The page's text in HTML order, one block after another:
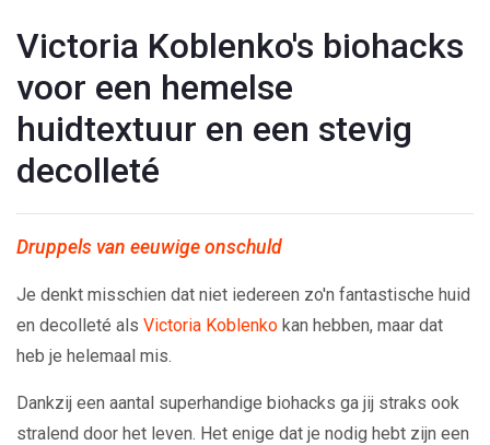
Victoria Koblenko's biohacks
voor een hemelse
huidtextuur en een stevig
decolleté
Druppels van eeuwige onschuld
Je denkt misschien dat niet iedereen zo'n fantastische huid
en decolleté als Victoria Koblenko kan hebben, maar dat
heb je helemaal mis.
Dankzij een aantal superhandige biohacks ga jij straks ook
stralend door het leven. Het enige dat je nodig hebt zijn een